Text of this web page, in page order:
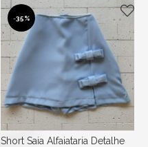
-35%
Short Saia Alfaiataria Detalhe